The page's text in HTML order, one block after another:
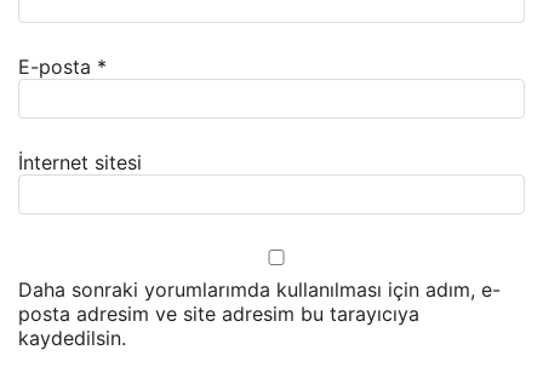
E-posta *
İnternet sitesi
Daha sonraki yorumlarımda kullanılması için adım, e-
posta adresim ve site adresim bu tarayıcıya
kaydedilsin.